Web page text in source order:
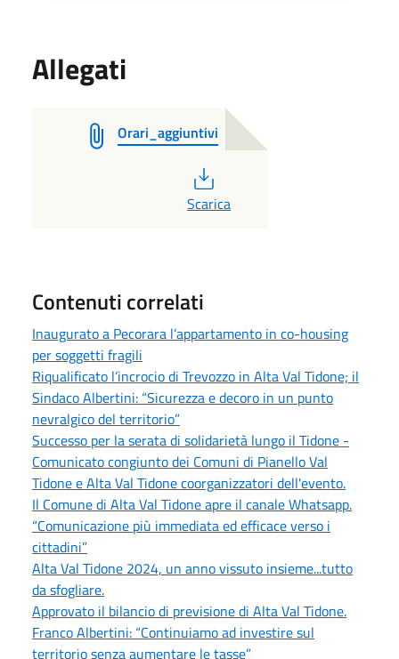
Allegati
Orari_aggiuntivi
PDF
Scarica
Contenuti correlati
Inaugurato a Pecorara l’appartamento in co-housing
per soggetti fragili
Riqualificato l’incrocio di Trevozzo in Alta Val Tidone; il
Sindaco Albertini: “Sicurezza e decoro in un punto
nevralgico del territorio”
Successo per la serata di solidarietà lungo il Tidone -
Comunicato congiunto dei Comuni di Pianello Val
Tidone e Alta Val Tidone coorganizzatori dell'evento.
Il Comune di Alta Val Tidone apre il canale Whatsapp.
“Comunicazione più immediata ed efficace verso i
cittadini”
Alta Val Tidone 2024, un anno vissuto insieme...tutto
da sfogliare.
Approvato il bilancio di previsione di Alta Val Tidone.
Franco Albertini: “Continuiamo ad investire sul
territorio senza aumentare le tasse”